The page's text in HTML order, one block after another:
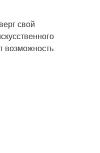
свой
возможность